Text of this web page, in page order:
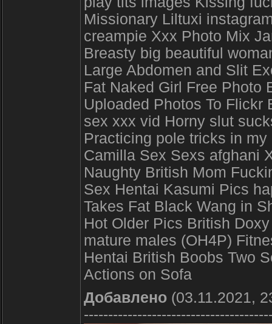
Missionary Liltuxi
creampie Xxx Photo Mix
Breasty big beautiful
Large Abdomen and Slit
Fat Naked Girl Free Photo
Uploaded Photos To
sex xxx vid Horny slut
Practicing pole tricks in
Camilla Sex Sexs afghani
Naughty British Mom
Sex Hentai Kasumi Pics
Takes Fat Black Wang in
Hot Older Pics British
mature males (OH4P)
Hentai British Boobs Two
Actions on Sofa
Добавлено (03.11.2021,